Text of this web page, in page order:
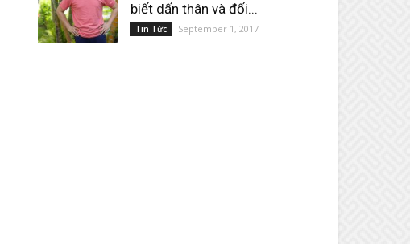
biết dấn thân và đối...
Tin Tức September 1, 2017